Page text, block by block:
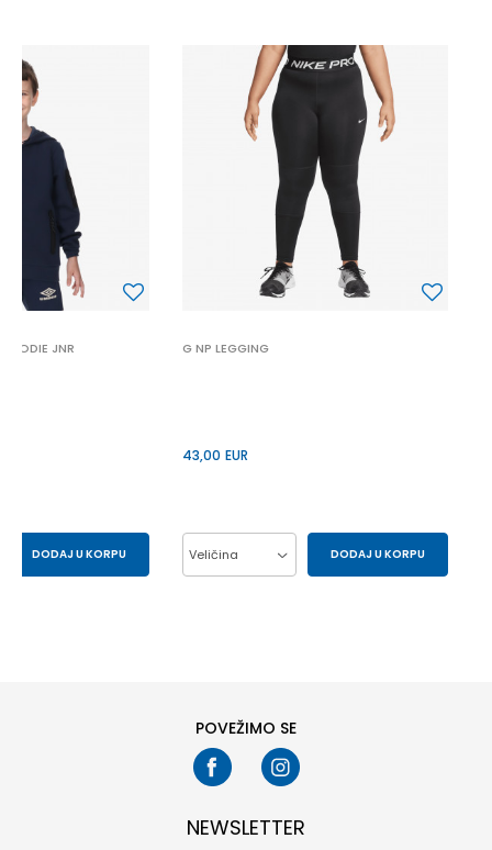
JNR
DODAJ U KORPU
G NP LEGGING
43,00 EUR
Veličina DODAJ U KORPU
POVEŽIMO SE
NEWSLETTER